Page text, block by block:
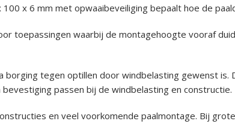
x 6 mm met opwaaibeveiliging bepaalt hoe de
toepassingen waarbij de montagehoogte vooraf
tegen optillen door windbelasting gewenst is.
passen bij de windbelasting en constructie.
en veel voorkomende paalmontage. Bij